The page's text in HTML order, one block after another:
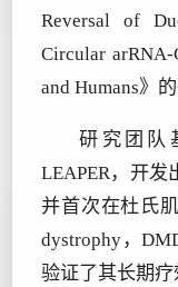
Reversal of
Circular
and Humans》
研究团队
LEAPER，开发
并首次在杜氏
dystrophy，
验证了其长期